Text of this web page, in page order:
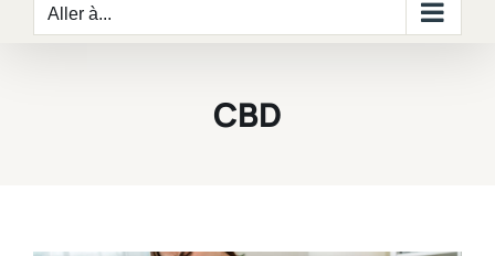
Aller à...
CBD